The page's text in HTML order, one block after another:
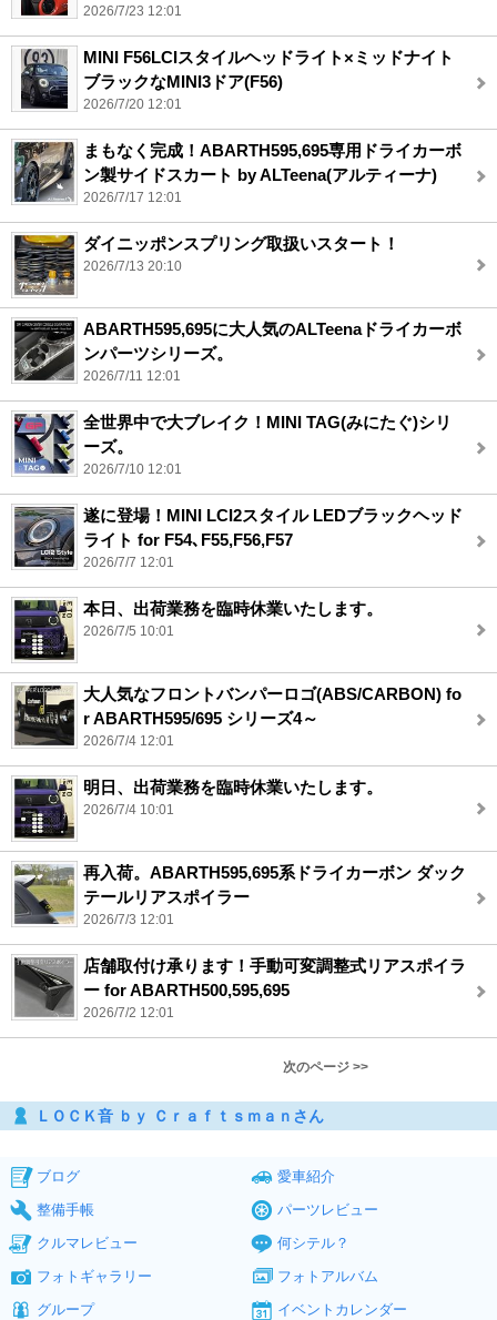
2026/7/23 12:01
MINI F56LCIスタイルヘッドライト×ミッドナイト
ブラックなMINI3ドア(F56)
2026/7/20 12:01
まもなく完成！ABARTH595,695専用ドライカーボ
ン製サイドスカート by ALTeena(アルティーナ)
2026/7/17 12:01
ダイニッポンスプリング取扱いスタート！
2026/7/13 20:10
ABARTH595,695に大人気のALTeenaドライカーボ
ンパーツシリーズ。
2026/7/11 12:01
全世界中で大ブレイク！MINI TAG(みにたぐ)シリ
ーズ。
2026/7/10 12:01
遂に登場！MINI LCI2スタイル LEDブラックヘッド
ライト for F54､F55,F56,F57
2026/7/7 12:01
本日、出荷業務を臨時休業いたします。
2026/7/5 10:01
大人気なフロントバンパーロゴ(ABS/CARBON) fo
r ABARTH595/695 シリーズ4～
2026/7/4 12:01
明日、出荷業務を臨時休業いたします。
2026/7/4 10:01
再入荷。ABARTH595,695系ドライカーボン ダック
テールリアスポイラー
2026/7/3 12:01
店舗取付け承ります！手動可変調整式リアスポイラ
ー for ABARTH500,595,695
2026/7/2 12:01
次のページ >>
ＬＯＣＫ音 ｂｙ Ｃｒａｆｔｓｍａｎさん
ブログ
愛車紹介
整備手帳
パーツレビュー
クルマレビュー
何シテル？
フォトギャラリー
フォトアルバム
グループ
イベントカレンダー